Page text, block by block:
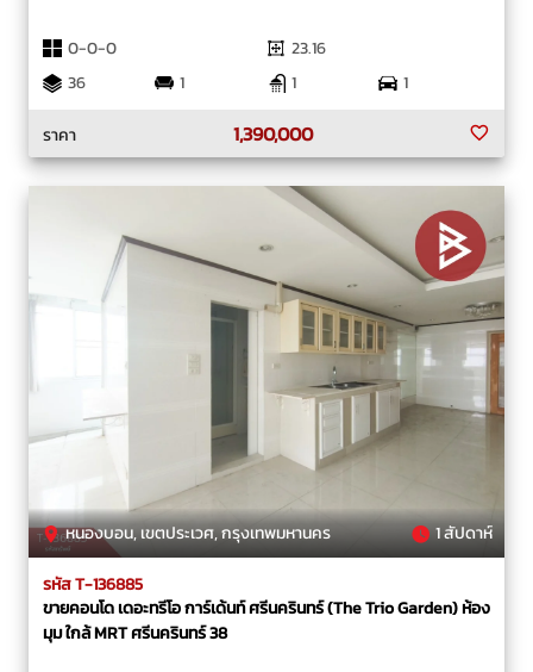
0-0-0
23.16
36
1 1
1
ราคา
1,390,000
หนองบอน, เขตประเวศ, กรุงเทพมหานคร 1 สัปดาห์
รหัส T-136885
ขายคอนโด เดอะทรีโอ การ์เด้นท์ ศรีนครินทร์ (The Trio Garden) ห้อง
มุม ใกล้ MRT ศรีนครินทร์ 38